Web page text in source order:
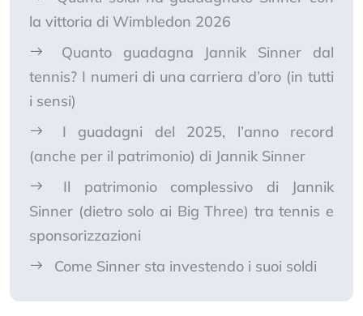
la vittoria di Wimbledon 2026
Quanto guadagna Jannik Sinner dal
tennis? I numeri di una carriera d’oro (in tutti
i sensi)
I guadagni del 2025, l’anno record
(anche per il patrimonio) di Jannik Sinner
Il patrimonio complessivo di Jannik
Sinner (dietro solo ai Big Three) tra tennis e
sponsorizzazioni
Come Sinner sta investendo i suoi soldi